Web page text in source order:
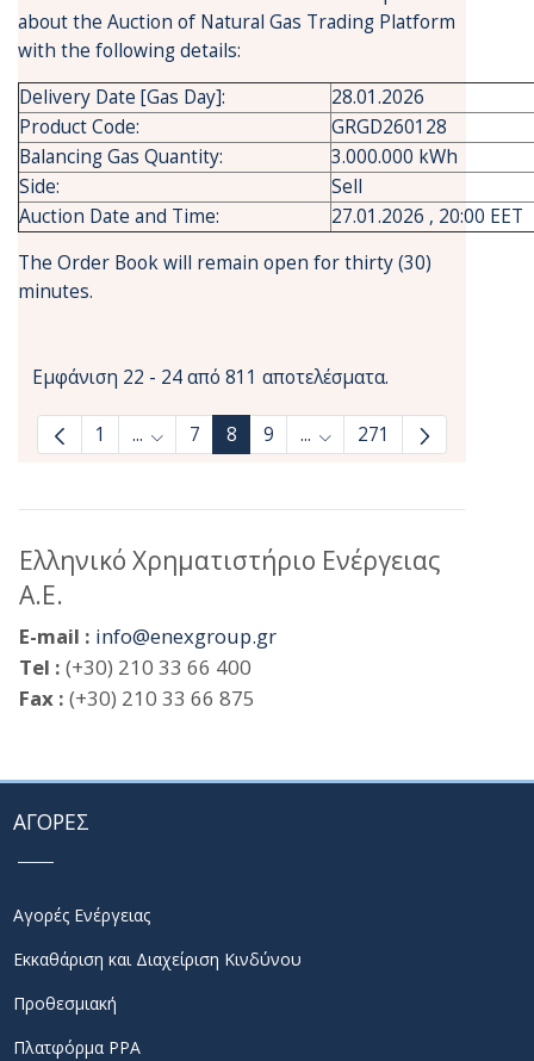
about the Auction of Natural Gas Trading Platform
with the following details:
Delivery Date [Gas Day]:
28.01.2026
Product Code:
GRGD260128
Balancing Gas Quantity:
3.000.000 kWh
Side:
Sell
Auction Date and Time:
27.01.2026 , 20:00 EET
The Order Book will remain open for thirty (30)
minutes.
Εμφάνιση 22 - 24 από 811 αποτελέσματα.
1 ... Ενδιάμεσες σελίδες Use TAB to navigate.
7 8 9 ... Ενδιάμεσες σελίδες
271
Ελληνικό Χρηματιστήριο Ενέργειας
Α.Ε.
E-mail : info@enexgroup.gr
Tel : (+30) 210 33 66 400
Fax : (+30) 210 33 66 875
ΑΓΟΡΕΣ
Αγορές Ενέργειας
Εκκαθάριση και Διαχείριση Κινδύνου
Προθεσμιακή
Πλατφόρμα PPA